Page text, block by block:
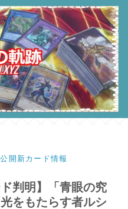
開新カード情報
判明】「青眼の究
をもたらす者ルシ